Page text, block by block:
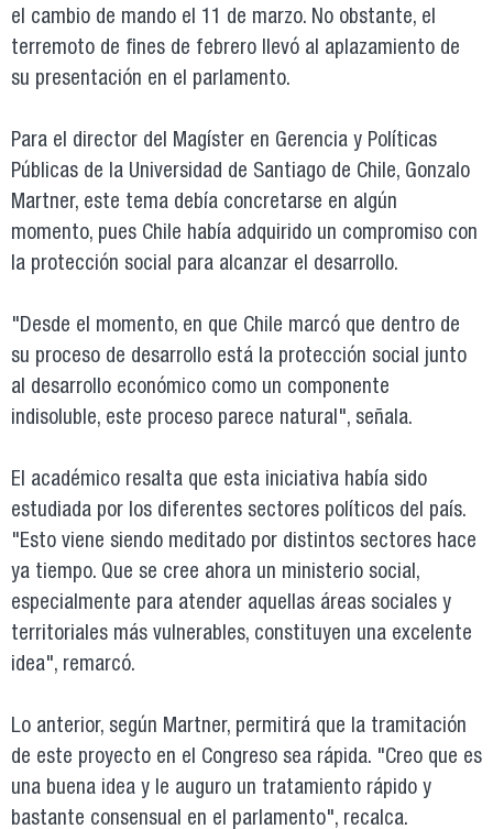
el cambio de mando el 11 de marzo. No obstante, el
terremoto de fines de febrero llevó al aplazamiento de
su presentación en el parlamento.
Para el director del Magíster en Gerencia y Políticas
Públicas de la Universidad de Santiago de Chile, Gonzalo
Martner, este tema debía concretarse en algún
momento, pues Chile había adquirido un compromiso con
la protección social para alcanzar el desarrollo.
"Desde el momento, en que Chile marcó que dentro de
su proceso de desarrollo está la protección social junto
al desarrollo económico como un componente
indisoluble, este proceso parece natural", señala.
El académico resalta que esta iniciativa había sido
estudiada por los diferentes sectores políticos del país.
"Esto viene siendo meditado por distintos sectores hace
ya tiempo. Que se cree ahora un ministerio social,
especialmente para atender aquellas áreas sociales y
territoriales más vulnerables, constituyen una excelente
idea", remarcó.
Lo anterior, según Martner, permitirá que la tramitación
de este proyecto en el Congreso sea rápida. "Creo que es
una buena idea y le auguro un tratamiento rápido y
bastante consensual en el parlamento", recalca.